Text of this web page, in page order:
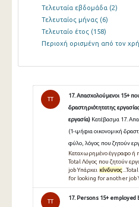
Τελευταία εβδομάδα (2)
Τελευταίος μήνας (6)
Τελευταίο έτος (158)
Περιοχή ορισμένη από τον
TT
17. Απασχολούμενοι 15+
δραστηριότητατης
εργασία) Κατέβασμα 17.
(1-ψήφια οικονομική
φύλο, λόγος που ζητούν
Καταχωρημένο έγγραφο ή
Total Λόγος που ζητούν
job Υπάρχει κίνδυνος
for looking for another job
TT
17. Persons 15+